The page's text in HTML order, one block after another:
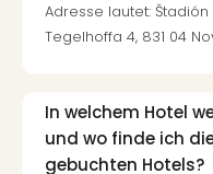
Adresse lautet:
Tegelhoffa 4, 831 04
In welchem Hotel
und wo finde ich
gebuchten Hotels?